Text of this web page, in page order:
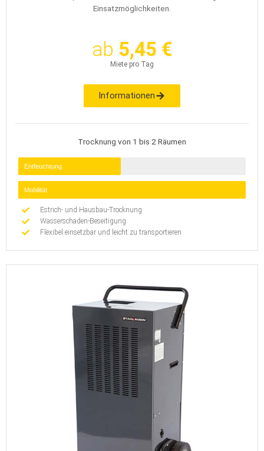
Einsatzmöglichkeiten.
ab 5,45 €
Miete pro Tag
Informationen
Trocknung von 1 bis 2 Räumen
Entfeuchtung
Mobilität
Estrich- und Hausbau-Trocknung
Wasserschaden-Beseitigung
Flexibel einsetzbar und leicht zu transportieren